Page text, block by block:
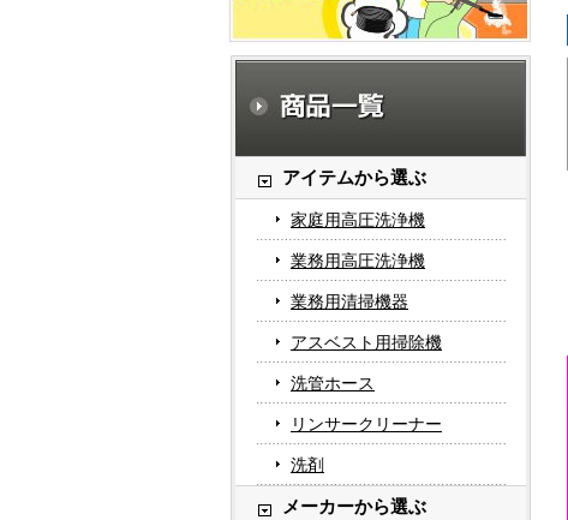
アイテムから選ぶ
家庭用高圧洗浄機
業務用高圧洗浄機
業務用清掃機器
アスベスト用掃除機
洗管ホース
リンサークリーナー
洗剤
メーカーから選ぶ